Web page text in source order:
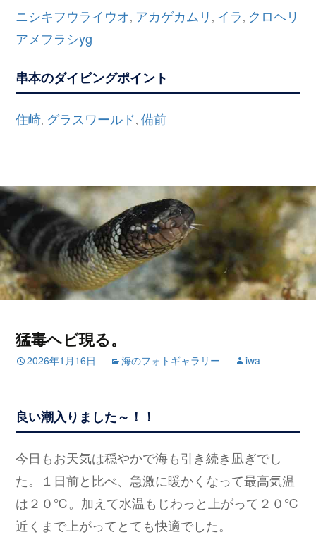
ニシキフウライウオ, アカゲカムリ , イラ , クロヘリ
アメフラシyg
串本のダイビングポイント
住崎, グラスワールド,備前
猛毒ヘビ現る。
2026年1月16日 海のフォトギャラリー iwa
良い潮入りました～！！
今日もお天気は穏やかで海も引き続き凪ぎでし
た。１日前と比べ、急激に暖かくなって最高気温
は２０℃。加えて水温もじわっと上がって２０℃
近くまで上がってとても快適でした。